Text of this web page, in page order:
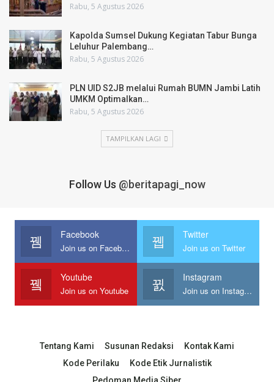
Rabu, 5 Agustus 2026
Kapolda Sumsel Dukung Kegiatan Tabur Bunga
Leluhur Palembang…
Rabu, 5 Agustus 2026
PLN UID S2JB melalui Rumah BUMN Jambi Latih
UMKM Optimalkan…
Rabu, 5 Agustus 2026
TAMPILKAN LAGI
Follow Us @beritapagi_now
Facebook
Join us on Facebook
Twitter
Join us on Twitter
Youtube
Join us on Youtube
Instagram
Join us on Instagram
Tentang Kami Susunan Redaksi
Kontak Kami
Kode Perilaku
Kode Etik Jurnalistik